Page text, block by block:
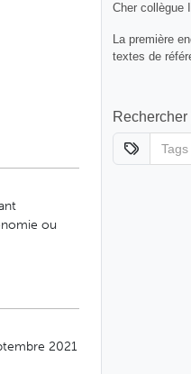
ou
2021
Cher collègue
La première
textes de
Rechercher